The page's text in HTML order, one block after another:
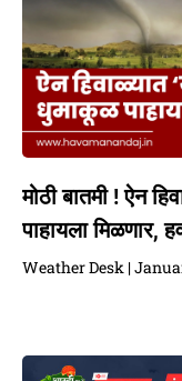
मोठी बातमी ! ऐन
पाहायला मिळणार,
Weather Desk